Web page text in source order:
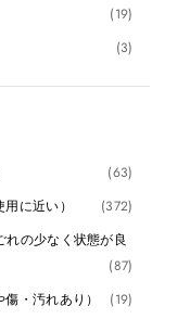
(19)
(3)
(6)
(63)
に近い）
(372)
れの少なく状態が良
(87)
・汚れあり）
(19)